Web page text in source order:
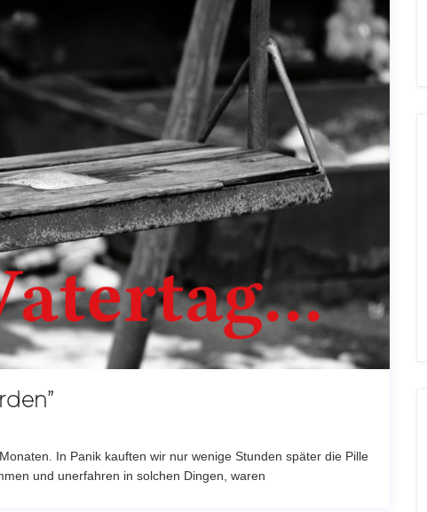
In Panik kauften wir nur wenige Stunden später die Pille
und unerfahren in solchen Dingen, waren